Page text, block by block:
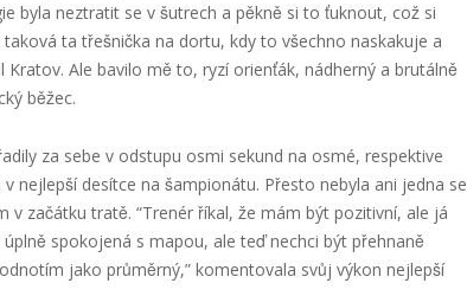
byla neztratit se v šutrech a pěkně si to ťuknout, což si
ta třešnička na dortu, kdy to všechno naskakuje a
Ale bavilo mě to, ryzí orienťák, nádherný a brutálně
běžec.
za sebe v odstupu osmi sekund na osmé, respektive
nejlepší desítce na šampionátu. Přesto nebyla ani jedna se
začátku tratě. “Trenér říkal, že mám být pozitivní, ale já
spokojená s mapou, ale teď nechci být přehnaně
jako průměrný,” komentovala svůj výkon nejlepší